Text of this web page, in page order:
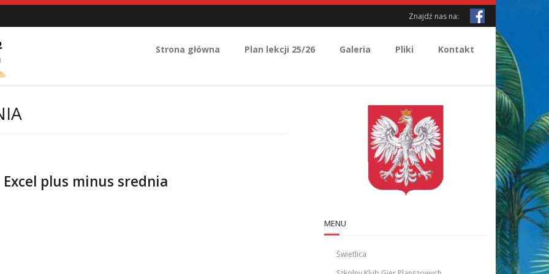
Znajdź nas na:
Strona główna Plan lekcji 25/26 Galeria Pliki Kontakt
Excel plus minus srednia
MENU
Świetlica